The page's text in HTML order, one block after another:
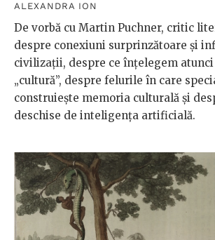
ALEXANDRA ION
De vorbă cu Martin Puchner, critic
despre conexiuni surprinzătoare și
civilizații, despre ce înțelegem
„cultură”, despre felurile în care
construiește memoria culturală și
deschise de inteligența artificială.